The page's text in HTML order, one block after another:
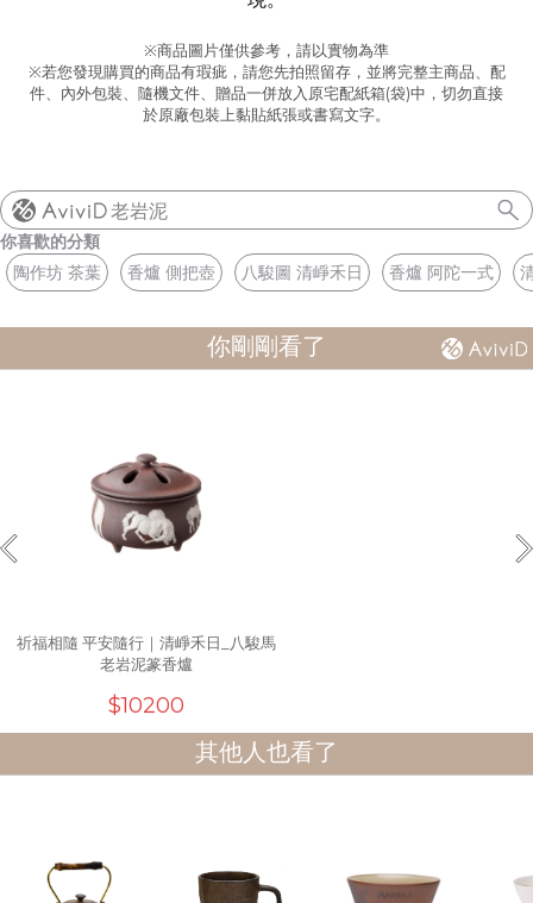
※商品圖片僅供參考，請以實物為準
※若您發現購買的商品有瑕疵，請您先拍照留存，並將完整主商品、配
件、內外包裝、隨機文件、贈品一併放入原宅配紙箱(袋)中，切勿直接
於原廠包裝上黏貼紙張或書寫文字。
老岩泥
你喜歡的分類
陶作坊 茶葉
香爐 側把壺 八駿圖 清崢禾日 香爐 阿陀一式
你剛剛看了
祈福相隨 平安隨行｜清崢禾日_八駿馬
老岩泥篆香爐
$10200
其他人也看了